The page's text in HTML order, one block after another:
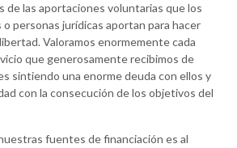
de las aportaciones voluntarias que los
personas jurídicas aportan para hacer
Valoramos enormemente cada
que generosamente recibimos de
sintiendo una enorme deuda con ellos y
con la consecución de los objetivos del
fuentes de financiación es al